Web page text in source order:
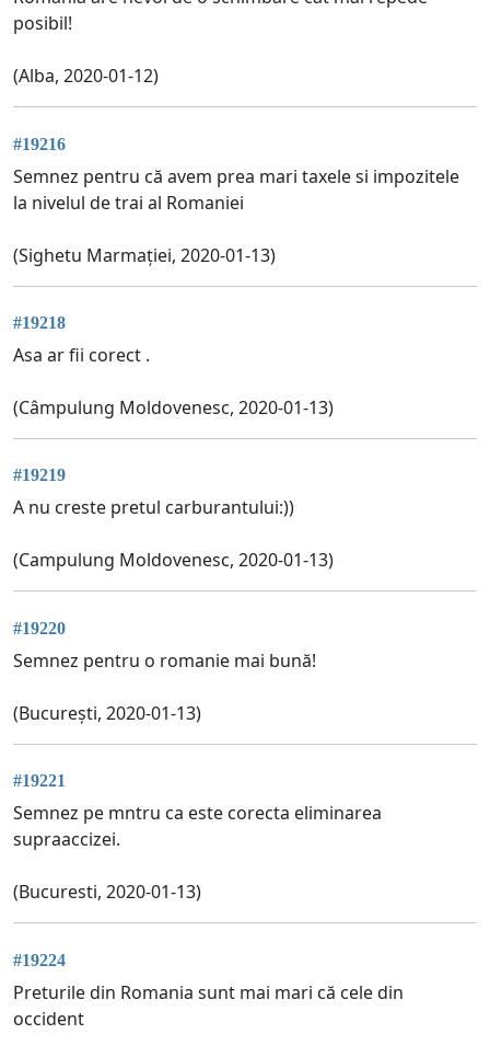
posibil!
(Alba, 2020-01-12)
#19216
Semnez pentru că avem prea mari taxele si impozitele
la nivelul de trai al Romaniei
(Sighetu Marmației, 2020-01-13)
#19218
Asa ar fii corect .
(Câmpulung Moldovenesc, 2020-01-13)
#19219
A nu creste pretul carburantului:))
(Campulung Moldovenesc, 2020-01-13)
#19220
Semnez pentru o romanie mai bună!
(București, 2020-01-13)
#19221
Semnez pe mntru ca este corecta eliminarea
supraaccizei.
(Bucuresti, 2020-01-13)
#19224
Preturile din Romania sunt mai mari că cele din
occident